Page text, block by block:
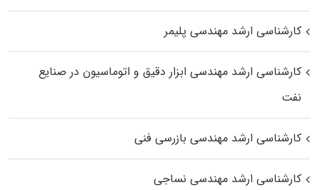
کارشناسی ارشد مهندسی پلیمر
کارشناسی ارشد مهندسی ابزار دقیق و اتوماسیون در صنایع
نفت
کارشناسی ارشد مهندسی بازرسی فنی
کارشناسی ارشد مهندسی نساجی